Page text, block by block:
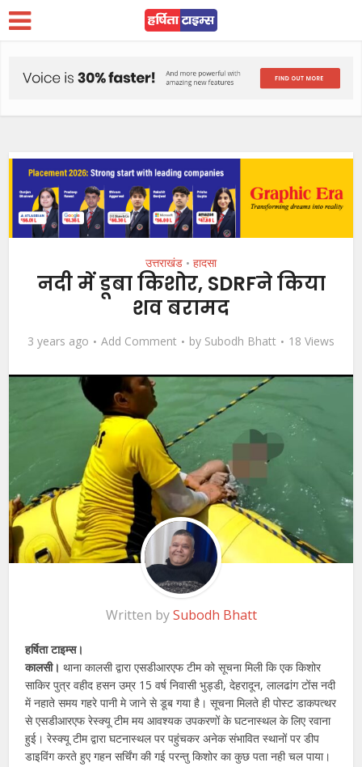
उत्तराखंड • हादसा
नदी में डूबा किशोर, SDRFने किया
शव बरामद
3 years ago Add Comment by Subodh Bhatt 18 Views
Written bySubodh Bhatt
हर्षिता टाइम्स।
कालसी। थाना कालसी द्वारा एसडीआरएफ टीम को सूचना मिली कि एक किशोर
साकिर पुत्र वहीद हसन उम्र 15 वर्ष निवासी भुड्डी, देहरादून, लालढांग टोंस नदी
में नहाते समय गहरे पानी मे जाने से डूब गया है। सूचना मिलते ही पोस्ट डाकपत्थर
से एसडीआरएफ रेस्क्यू टीम मय आवश्यक उपकरणों के घटनास्थल के लिए रवाना
हुई। रेस्क्यू टीम द्वारा घटनास्थल पर पहुंचकर अनेक संभावित स्थानों पर डीप
डाइविंग करते हुए गहन सर्चिंग की गई परन्तु किशोर का कुछ पता नही चल पाया।